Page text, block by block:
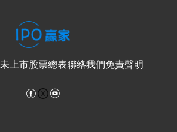
未上市股票總表聯絡我們免責聲明
Facebook